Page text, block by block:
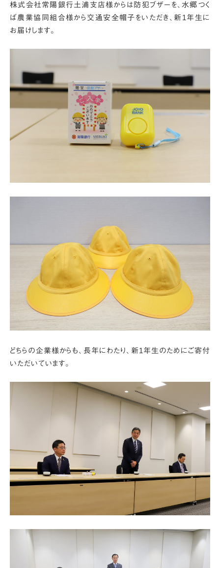
株式会社常陽銀行土浦支店様からは防犯ブザーを、水郷つく
ば農業協同組合様から交通安全帽子をいただき、新1年生に
お届けします。
どちらの企業様からも、長年にわたり、新1年生のためにご寄付
いただいています。